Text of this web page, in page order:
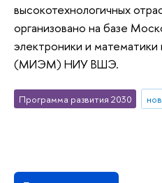
высокотехнологичных
организовано на базе
электроники и
(МИЭМ) НИУ ВШЭ.
Программа развития 2030